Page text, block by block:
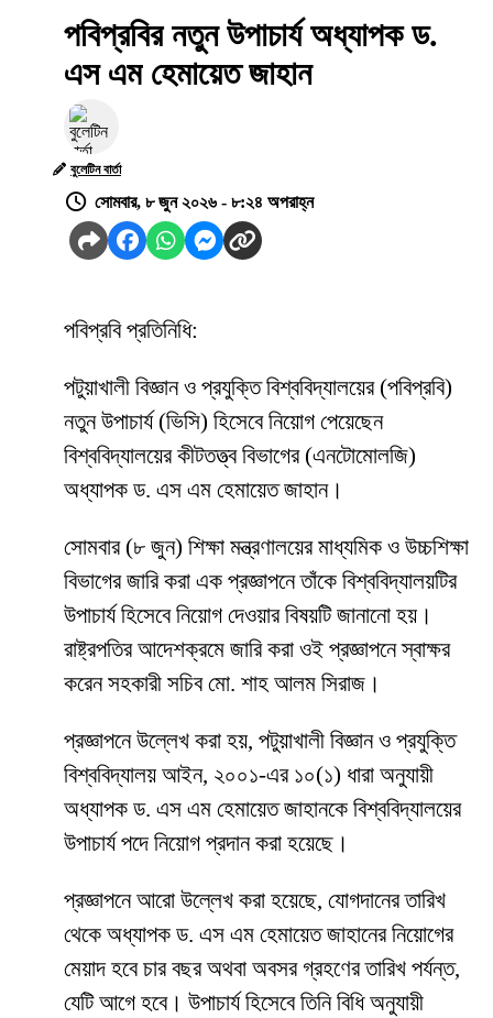
পবিপ্রবির নতুন উপাচার্য অধ্যাপক ড.
এস এম হেমায়েত জাহান
বুলেটিন বার্তা
সোমবার, ৮ জুন ২০২৬ - ৮:২৪ অপরাহ্ন
পবিপ্রবি প্রতিনিধি:
পটুয়াখালী বিজ্ঞান ও প্রযুক্তি বিশ্ববিদ্যালয়ের (পবিপ্রবি)
নতুন উপাচার্য (ভিসি) হিসেবে নিয়োগ পেয়েছেন
বিশ্ববিদ্যালয়ের কীটতত্ত্ব বিভাগের (এনটোমোলজি)
অধ্যাপক ড. এস এম হেমায়েত জাহান।
সোমবার (৮ জুন) শিক্ষা মন্ত্রণালয়ের মাধ্যমিক ও উচ্চশিক্ষা
বিভাগের জারি করা এক প্রজ্ঞাপনে তাঁকে বিশ্ববিদ্যালয়টির
উপাচার্য হিসেবে নিয়োগ দেওয়ার বিষয়টি জানানো হয়।
রাষ্ট্রপতির আদেশক্রমে জারি করা ওই প্রজ্ঞাপনে স্বাক্ষর
করেন সহকারী সচিব মো. শাহ আলম সিরাজ।
প্রজ্ঞাপনে উল্লেখ করা হয়, পটুয়াখালী বিজ্ঞান ও প্রযুক্তি
বিশ্ববিদ্যালয় আইন, ২০০১-এর ১০(১) ধারা অনুযায়ী
অধ্যাপক ড. এস এম হেমায়েত জাহানকে বিশ্ববিদ্যালয়ের
উপাচার্য পদে নিয়োগ প্রদান করা হয়েছে।
প্রজ্ঞাপনে আরো উল্লেখ করা হয়েছে, যোগদানের তারিখ
থেকে অধ্যাপক ড. এস এম হেমায়েত জাহানের নিয়োগের
মেয়াদ হবে চার বছর অথবা অবসর গ্রহণের তারিখ পর্যন্ত,
যেটি আগে হবে। উপাচার্য হিসেবে তিনি বিধি অনুযায়ী